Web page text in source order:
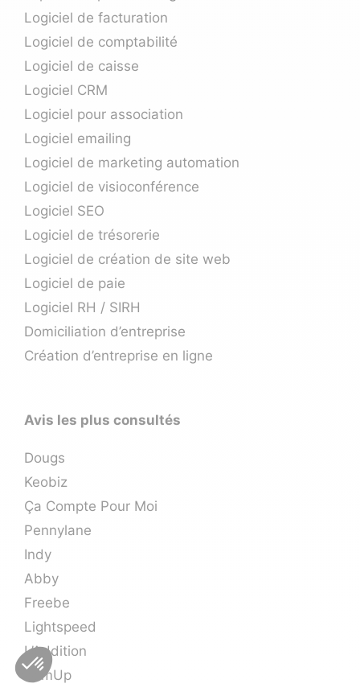
Logiciel de facturation
Logiciel de comptabilité
Logiciel de caisse
Logiciel CRM
Logiciel pour association
Logiciel emailing
Logiciel de marketing automation
Logiciel de visioconférence
Logiciel SEO
Logiciel de trésorerie
Logiciel de création de site web
Logiciel de paie
Logiciel RH / SIRH
Domiciliation d’entreprise
Création d’entreprise en ligne
Avis les plus consultés
Dougs
Keobiz
Ça Compte Pour Moi
Pennylane
Indy
Abby
Freebe
Lightspeed
L’Addition
SumUp